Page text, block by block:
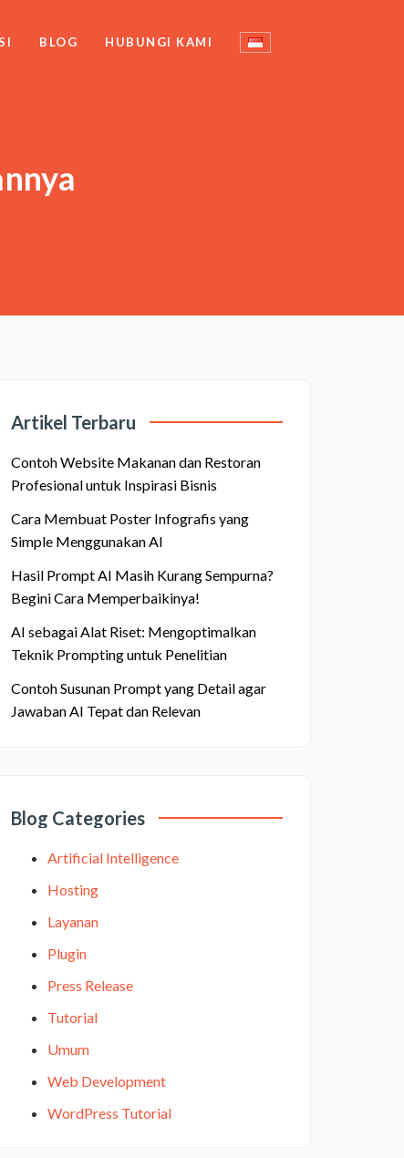
BLOG HUBUNGI KAMI
Artikel Terbaru
Contoh Website Makanan dan Restoran
Profesional untuk Inspirasi Bisnis
Cara Membuat Poster Infografis yang
Simple Menggunakan AI
Hasil Prompt AI Masih Kurang Sempurna?
Begini Cara Memperbaikinya!
AI sebagai Alat Riset: Mengoptimalkan
Teknik Prompting untuk Penelitian
Contoh Susunan Prompt yang Detail agar
Jawaban AI Tepat dan Relevan
Blog Categories
Artificial Intelligence
Hosting
Layanan
Plugin
Press Release
Tutorial
Umum
Web Development
WordPress Tutorial